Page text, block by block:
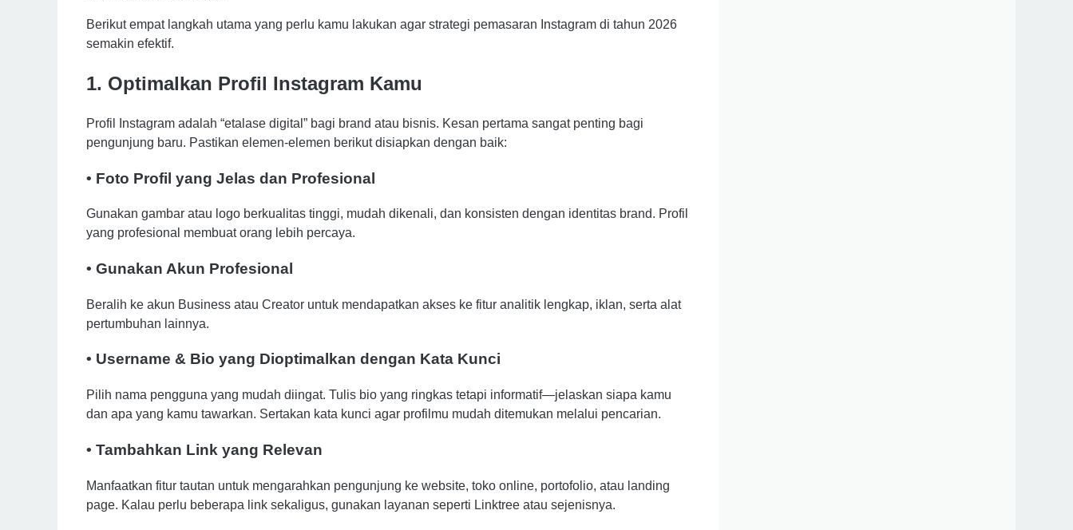
Berikut empat langkah utama yang perlu kamu lakukan agar strategi pemasaran Instagram di tahun 2026
semakin efektif.
1. Optimalkan Profil Instagram Kamu
Profil Instagram adalah “etalase digital” bagi brand atau bisnis. Kesan pertama sangat penting bagi
pengunjung baru. Pastikan elemen-elemen berikut disiapkan dengan baik:
• Foto Profil yang Jelas dan Profesional
Gunakan gambar atau logo berkualitas tinggi, mudah dikenali, dan konsisten dengan identitas brand. Profil
yang profesional membuat orang lebih percaya.
• Gunakan Akun Profesional
Beralih ke akun Business atau Creator untuk mendapatkan akses ke fitur analitik lengkap, iklan, serta alat
pertumbuhan lainnya.
• Username & Bio yang Dioptimalkan dengan Kata Kunci
Pilih nama pengguna yang mudah diingat. Tulis bio yang ringkas tetapi informatif—jelaskan siapa kamu
dan apa yang kamu tawarkan. Sertakan kata kunci agar profilmu mudah ditemukan melalui pencarian.
• Tambahkan Link yang Relevan
Manfaatkan fitur tautan untuk mengarahkan pengunjung ke website, toko online, portofolio, atau landing
page. Kalau perlu beberapa link sekaligus, gunakan layanan seperti Linktree atau sejenisnya.